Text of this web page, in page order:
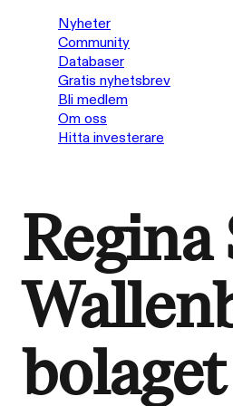
Nyheter
Community
Databaser
Gratis nyhetsbrev
Bli medlem
Om oss
Hitta investerare
bolaget